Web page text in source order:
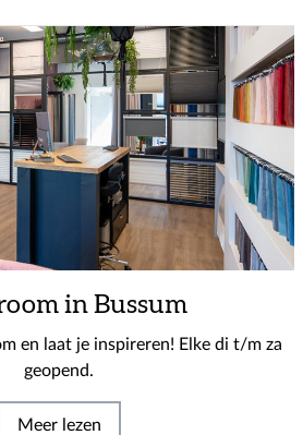
in Bussum
en laat je inspireren! Elke di t/m za
geopend.
Meer lezen